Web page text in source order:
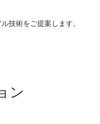
技術をご提案します。
ン